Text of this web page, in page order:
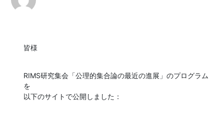
皆様
RIMS研究集会「公理的集合論の最近の進展」のプログラム
を
以下のサイトで公開しました：